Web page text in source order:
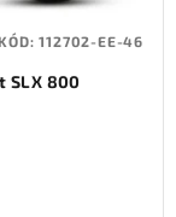
SLX 800
KÓD:112702-EE-46